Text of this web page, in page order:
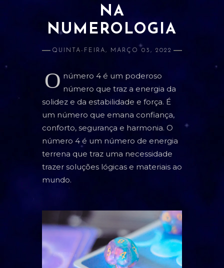
ATRAÇÃO E AMOR PRÓPRIO
BANIMENTO
CLARIVIDÊNCIA
ESTUDOS E RELACIONADOS
DINHEIRO
LIMPEZA
PROSPERIDADE
PROTEÇÃO
TAROT
BARALHO CIGANO
NA
NUMEROLOGIA
QUINTA-FEIRA, MARÇO 03, 2022
O número 4 é um poderoso
número que traz a energia da
solidez e da estabilidade e força. É
um número que emana confiança,
conforto, segurança e harmonia. O
número 4 é um número de energia
terrena que traz uma necessidade
trazer soluções lógicas e materiais ao
mundo.